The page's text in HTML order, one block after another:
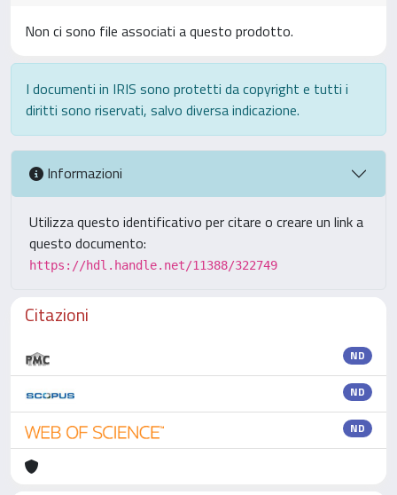
Non ci sono file associati a questo prodotto.
I documenti in IRIS sono protetti da copyright e tutti i
diritti sono riservati, salvo diversa indicazione.
Informazioni
Utilizza questo identificativo per citare o creare un link a
questo documento:
https://hdl.handle.net/11388/322749
Citazioni
ND
ND
ND